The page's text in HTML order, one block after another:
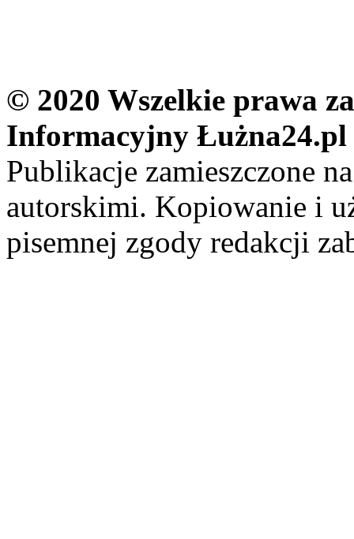
© 2020 Wszelkie prawa
Informacyjny Łużna24.pl
Publikacje zamieszczone
autorskimi. Kopiowanie i
pisemnej zgody redakcji